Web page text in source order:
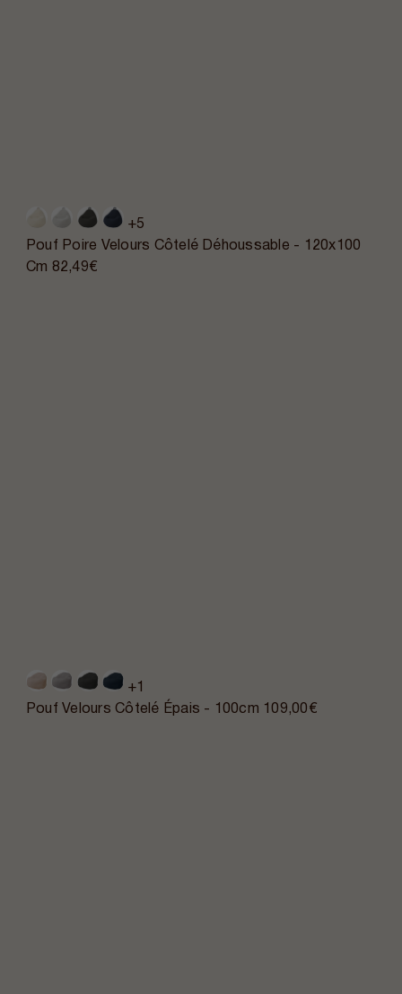
+5
Pouf Poire Velours Côtelé Déhoussable - 120x100
Cm 82,49€
+1
Pouf Velours Côtelé Épais - 100cm
109,00€